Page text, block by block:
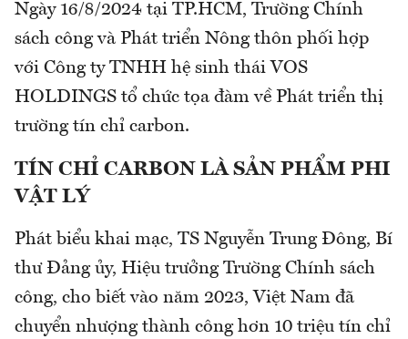
Ngày 16/8/2024 tại TP.HCM, Trường Chính
sách công và Phát triển Nông thôn phối hợp
với Công ty TNHH hệ sinh thái VOS
HOLDINGS tổ chức tọa đàm về Phát triển thị
trường tín chỉ carbon.
TÍN CHỈ CARBON LÀ SẢN PHẨM PHI
VẬT LÝ
Phát biểu khai mạc, TS Nguyễn Trung Đông, Bí
thư Đảng ủy, Hiệu trưởng Trường Chính sách
công, cho biết vào năm 2023, Việt Nam đã
chuyển nhượng thành công hơn 10 triệu tín chỉ